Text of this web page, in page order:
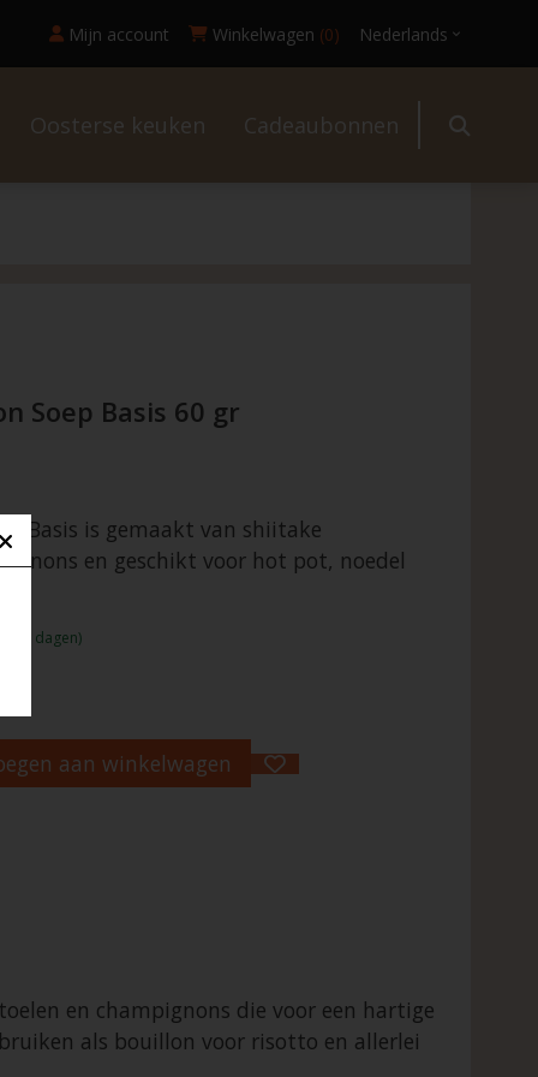
Mijn account Winkelwagen (0) Nederlands
Oosterse keuken Cadeaubonnen
Soep Basis 60 gr
Basis is gemaakt van shiitake
en geschikt voor hot pot, noedel
- 2 dagen)
aan winkelwagen
en champignons die voor een hartige
als bouillon voor risotto en allerlei